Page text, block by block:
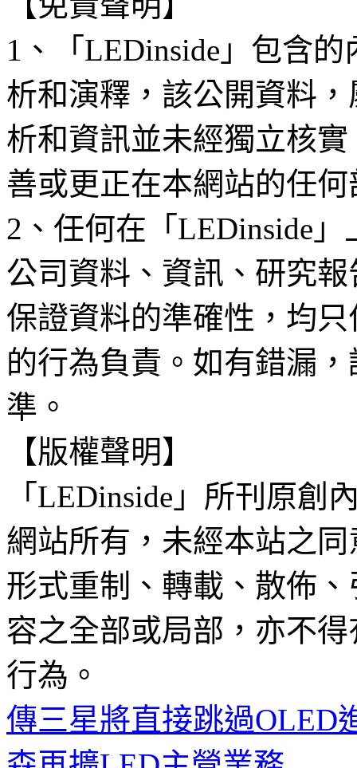
1、「LEDinside」包含
析和演釋，該公開資料
析和資訊並未經獨立核
善或更正在本網站的任
2、任何在「LEDinside
公司資料、資訊、研究
保證資料的準確性，均
的行為負責。如有錯漏
準。
【版權聲明】
「LEDinside」所刊原創
網站所有，未經本站之
形式重制、轉載、散佈
容之全部或局部，亦不
行為。
傳三星將直接跳過OLED